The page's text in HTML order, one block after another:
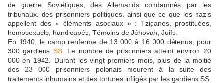
de guerre Soviétiques, des Allemands condamnés par les
tribunaux, des prisonniers politiques, ainsi que ce que les nazis
appellent des « éléments asociaux » : Tziganes, prostituées,
homosexuels, handicapés, Témoins de Jéhovah, Juifs.
En 1940, le camp renferme de 13 000 à 16 000 détenus, pour
300 gardiens SS. Le nombre de prisonniers atteint environ 20
000 en 1942. Durant les vingt premiers mois, plus de la moitié
des 23 000 prisonniers polonais meurent à la suite des
traitements inhumains et des tortures infligés par les gardiens SS.